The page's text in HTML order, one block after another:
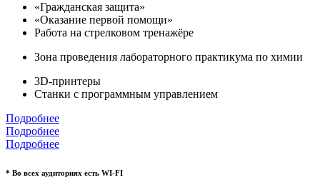
«Гражданская защита»
«Оказание первой помощи»
Работа на стрелковом тренажёре
Зона проведения лабораторного практикума по химии
3D-принтеры
Станки с программным управлением
Подробнее
Подробнее
Подробнее
* Во всех аудиториях есть WI-FI